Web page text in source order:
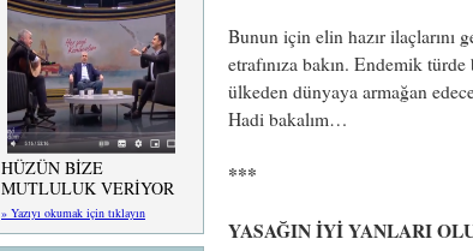
HÜZÜN BİZE
MUTLULUK VERİYOR
» Yazıyı okumak için tıklayın
Bunun için elin hazır ilaçlarını
etrafınıza bakın. Endemik
ülkeden dünyaya armağan
Hadi bakalım…
***
YASAĞIN İYİ YANLARI